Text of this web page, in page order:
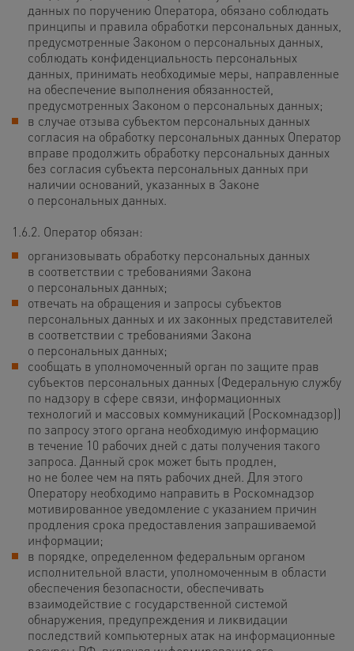
данных по поручению Оператора, обязано соблюдать
принципы и правила обработки персональных данных,
предусмотренные Законом о персональных данных,
соблюдать конфиденциальность персональных
данных, принимать необходимые меры, направленные
на обеспечение выполнения обязанностей,
предусмотренных Законом о персональных данных;
в случае отзыва субъектом персональных данных
согласия на обработку персональных данных Оператор
вправе продолжить обработку персональных данных
без согласия субъекта персональных данных при
наличии оснований, указанных в Законе
о персональных данных.
1.6.2. Оператор обязан:
организовывать обработку персональных данных
в соответствии с требованиями Закона
о персональных данных;
отвечать на обращения и запросы субъектов
персональных данных и их законных представителей
в соответствии с требованиями Закона
о персональных данных;
сообщать в уполномоченный орган по защите прав
субъектов персональных данных (Федеральную службу
по надзору в сфере связи, информационных
технологий и массовых коммуникаций (Роскомнадзор))
по запросу этого органа необходимую информацию
в течение 10 рабочих дней с даты получения такого
запроса. Данный срок может быть продлен,
но не более чем на пять рабочих дней. Для этого
Оператору необходимо направить в Роскомнадзор
мотивированное уведомление с указанием причин
продления срока предоставления запрашиваемой
информации;
в порядке, определенном федеральным органом
исполнительной власти, уполномоченным в области
обеспечения безопасности, обеспечивать
взаимодействие с государственной системой
обнаружения, предупреждения и ликвидации
последствий компьютерных атак на информационные